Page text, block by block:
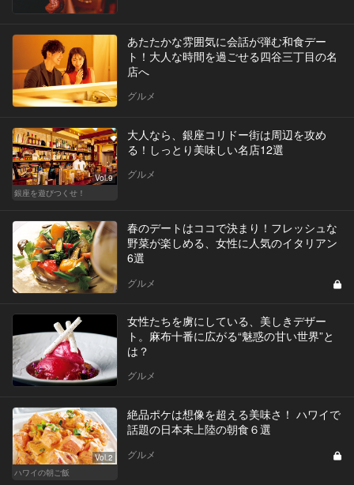
あたたかな雰囲気に会話が弾む和食デー
ト！大人な時間を過ごせる四谷三丁目の名
店へ
グルメ
Vol.9
銀座を遊びつくせ！
大人なら、銀座コリドー街は周辺を攻め
る！しっとり美味しい名店12選
グルメ
春のデートはココで決まり！フレッシュな
野菜が楽しめる、女性に人気のイタリアン
6選
グルメ
女性たちを虜にしている、美しきデザー
ト。麻布十番に広がる“魅惑の甘い世界”と
は？
グルメ
Vol.2
ハワイの朝ご飯
絶品ポケは想像を超える美味さ！ ハワイで
話題の日本未上陸の朝食６選
グルメ